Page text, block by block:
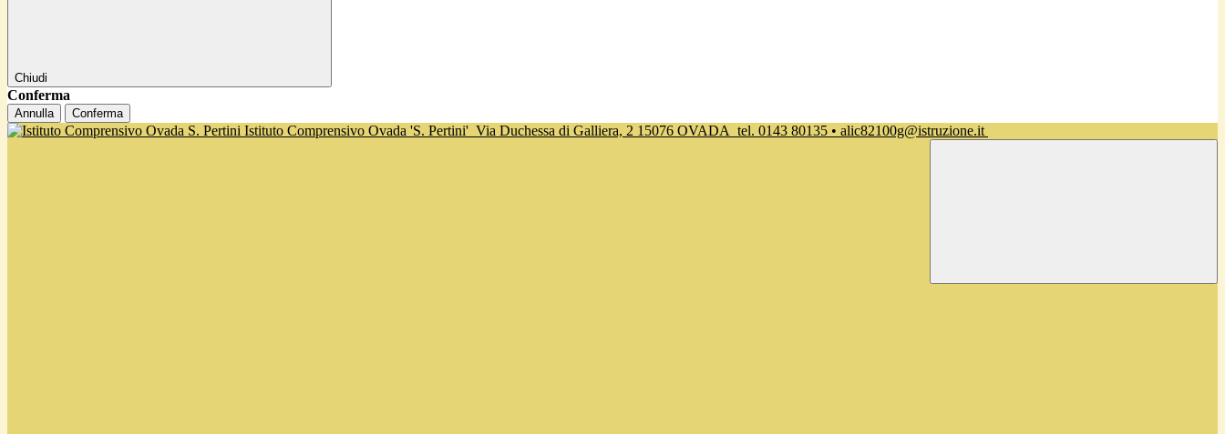
Chiudi
Conferma
Annulla Conferma
Istituto Comprensivo Ovada 'S. Pertini' Via Duchessa di Galliera, 2 15076 OVADA tel. 0143 80135 • alic82100g@istruzione.it